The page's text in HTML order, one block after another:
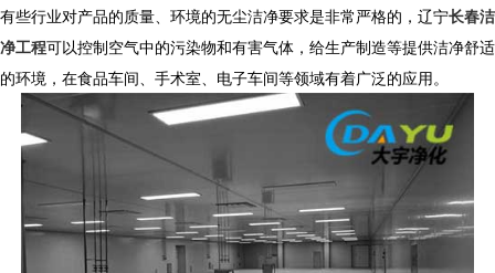
有些行业对产品的质量、环境的无尘洁净要求是非常严格的，辽宁长春洁
净工程可以控制空气中的污染物和有害气体，给生产制造等提供洁净舒适
的环境，在食品车间、手术室、电子车间等领域有着广泛的应用。